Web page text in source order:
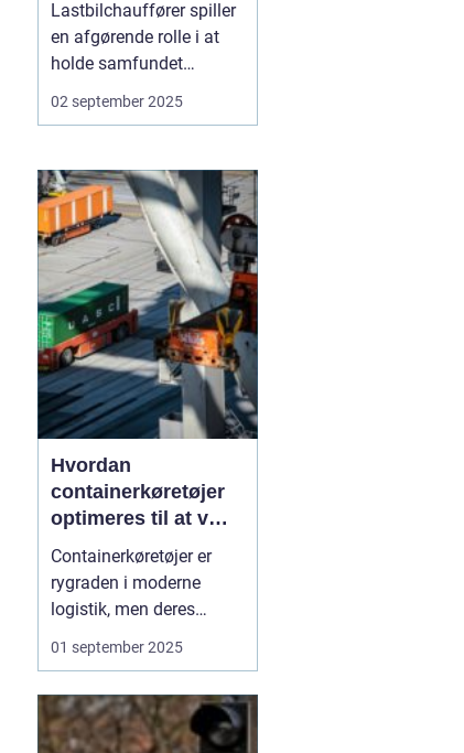
Lastbilchauffører spiller
en afgørende rolle i at
holde samfundet
kørende. De sørger for, at
dagligvarer,
medicin når frem til
tiden. Men lange
arbejdsdage bag rattet
kan være fysisk og
menta...
02 september 2025
Hvordan
containerkøretøjer
optimeres til at være
mest effektive
Containerkøretøjer er
rygraden i moderne
logistik, men deres
effektivitet afhænger af
langt mere end blot
lasteevne. Effektiv drift
handler om at udnytte
01 september 2025